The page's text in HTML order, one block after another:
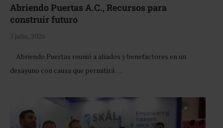
Abriendo Puertas A.C., Recursos para
construir futuro
1 julio, 2026
Abriendo Puertas reunió a aliados y benefactores en un
desayuno con causa que permitirá …